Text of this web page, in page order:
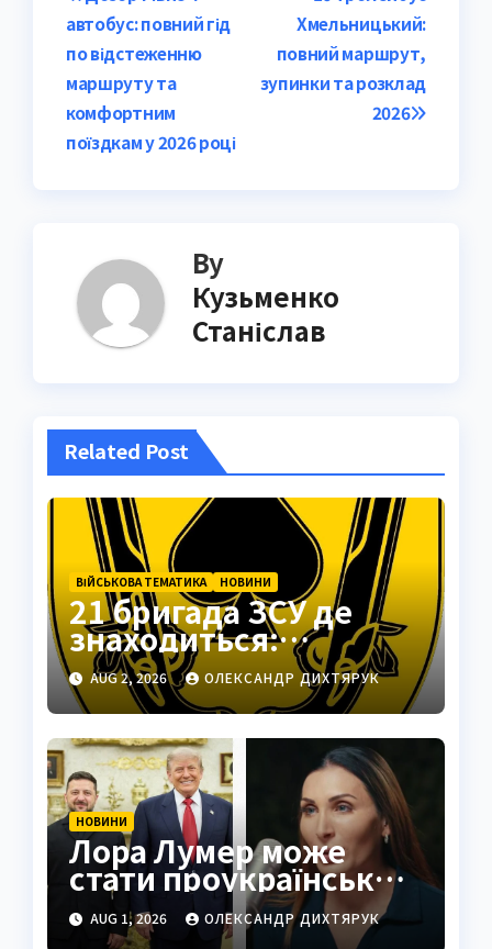
navigation
Хмельницький:
повний маршрут,
зупинки та розклад
2026
автобус: повний гід
по відстеженню
маршруту та
комфортним
поїздкам у 2026 році
By
Кузьменко
Станіслав
Related Post
ВІЙСЬКОВА ТЕМАТИКА НОВИНИ
21 бригада ЗСУ де
знаходиться:
Подільськ як
стратегічний центр
AUG 2, 2026 ОЛЕКСАНДР ДИХТЯРУК
НОВИНИ
Лора Лумер може
стати проукраїнським
голосом для Трампа
AUG 1, 2026 ОЛЕКСАНДР ДИХТЯРУК